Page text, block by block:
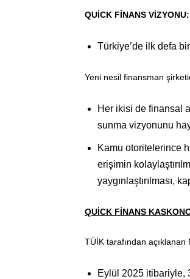
QUİCK FİNANS VİZYONU:
Türkiye’de ilk defa
Yeni nesil finansman
Her ikisi de finansal
sunma vizyonunu
Kamu otoritelerince
erişimin
yaygınlaştırılması,
QUİCK FİNANS
TÜİK tarafından
Eylül 2025 itibariyle,